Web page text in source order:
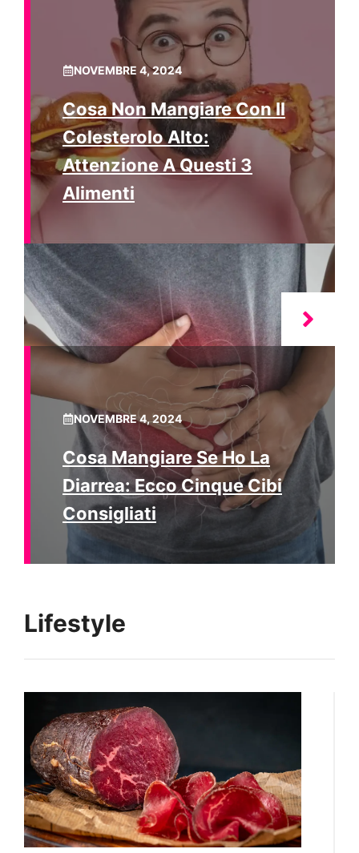
NOVEMBRE 4, 2024
Cosa Non Mangiare Con Il
Colesterolo Alto:
Attenzione A Questi 3
Alimenti
NOVEMBRE 4, 2024
Cosa Mangiare Se Ho La
Diarrea: Ecco Cinque Cibi
Consigliati
Lifestyle